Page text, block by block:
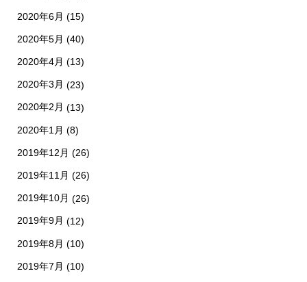
2020年6月 (15)
2020年5月 (40)
2020年4月 (13)
2020年3月 (23)
2020年2月 (13)
2020年1月 (8)
2019年12月 (26)
2019年11月 (26)
2019年10月 (26)
2019年9月 (12)
2019年8月 (10)
2019年7月 (10)